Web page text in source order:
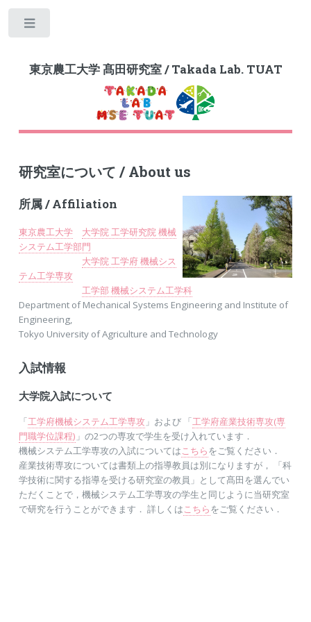
東京農工大学 髙田研究室 / Takada Lab. TUAT
研究室について / About us
所属 / Affiliation
東京農工大学
大学院 工学研究院 機械
システム工学部門
大学院 工学府 機械シス
テム工学専攻
工学部 機械システム工学科
Department of Mechanical Systems Engineering and Institute of
Engineering,
Tokyo University of Agriculture and Technology
入試情報
大学院入試について
「工学府機械システム工学専攻」および 「工学府産業技術専攻(専
門職学位課程) 」の2つの専攻で学生を受け入れています．
機械システム工学専攻の入試についてはこちらをご覧ください．
産業技術専攻については書類上の指導教員は別になりますが， 「科
学技術に関する指導を受ける研究室の教員」として髙田を選んでい
ただくことで，機械システム工学専攻の学生と同じように当研究室
で研究を行うことができます． 詳しくはこちらをご覧ください．